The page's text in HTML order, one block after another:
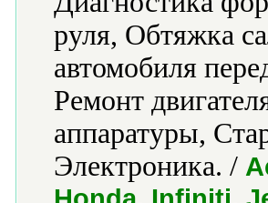
руля, Обтяжка
автомобиля
Ремонт
аппаратуры,
Электроника. /